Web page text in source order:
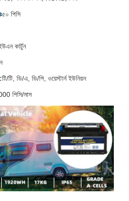
৫০ পিসি
কার্টুন
টি/টি, ডি/এ, ডি/পি, ওয়েস্টার্ন ইউনিয়ন
পিসি/মাস